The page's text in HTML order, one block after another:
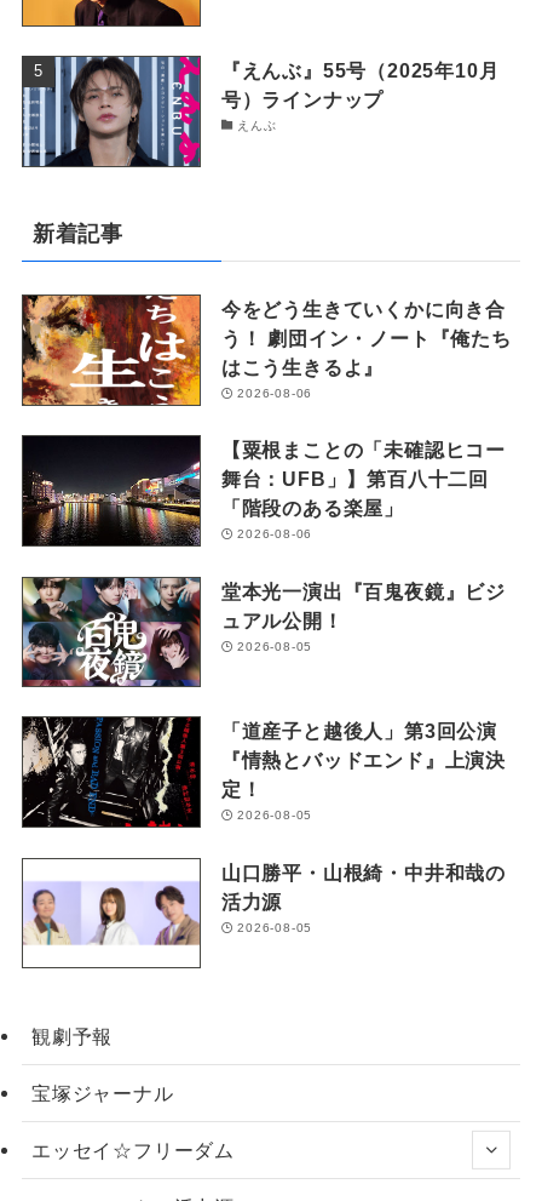
『えんぶ』55号（2025年10月
号）ラインナップ
えんぶ
新着記事
今をどう生きていくかに向き合
う！ 劇団イン・ノート『俺たち
はこう生きるよ』
2026-08-06
【粟根まことの「未確認ヒコー
舞台：UFB」】第百八十二回
「階段のある楽屋」
2026-08-06
堂本光一演出『百鬼夜鏡』ビジ
ュアル公開！
2026-08-05
「道産子と越後人」第3回公演
『情熱とバッドエンド』上演決
定！
2026-08-05
山口勝平・山根綺・中井和哉の
活力源
2026-08-05
観劇予報
宝塚ジャーナル
エッセイ☆フリーダム